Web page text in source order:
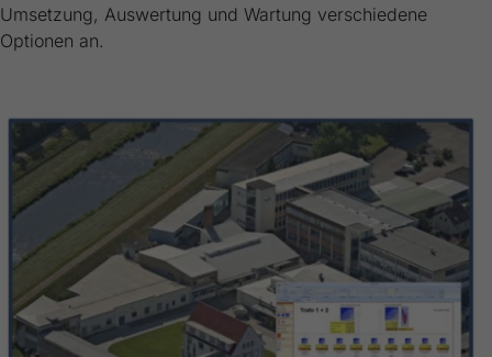
Umsetzung, Auswertung und Wartung verschiedene
Optionen an.